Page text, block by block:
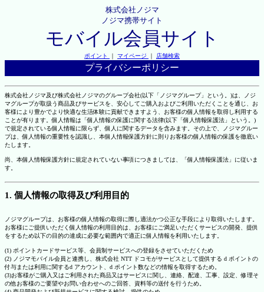
株式会社ノジマ
ノジマ携帯サイト
モバイル会員サイト
ポイント ｜ マイページ ｜ 店舗検索
プライバシーポリシー
株式会社ノジマ及び株式会社ノジマのグループ会社(以下「ノジマグループ」という。)は、ノジ
マグループが取扱う商品及びサービスを、安心してご購入およびご利用いただくことを通じ、お
客様により豊かでより快適な生活体験に貢献できますよう、お客様の個人情報を取得し利用する
ことが有ります。個人情報は「個人情報の保護に関する法律(以下「個人情報保護法」という。)
で規定されている個人情報に限らず、個人に関するデータを含みます。その上で、ノジマグルー
プは、個人情報の重要性を認識し、本個人情報保護方針に則りお客様の個人情報の保護を徹底い
たします。
尚、本個人情報保護方針に規定されていない事項につきましては、「個人情報保護法」に従いま
す。
1. 個人情報の取得及び利用目的
ノジマグループは、お客様の個人情報の取得に際し適法かつ公正な手段により取得いたします。
お客様にご提供いただく個人情報の利用目的は、お客様にご満足いただくサービスの開発、提供
をするため以下の目的の達成に必要な範囲内で適正に個人情報を利用いたします。
(1) ポイントカードサービス等、会員制サービスへの登録をさせていただくため
(2) ノジマモバイル会員と連携し、株式会社 NTT ドコモがサービスとして提供する d ポイントの
付与または利用に関するd アカウント、d ポイント数などの情報を取得するため。
(3)お客様がご購入又はご利用された商品又はサービスに関し、連絡、配達、工事、設定、修理そ
の他お客様のご要望やお問い合わせへのご回答、資料等の送付を行うため。